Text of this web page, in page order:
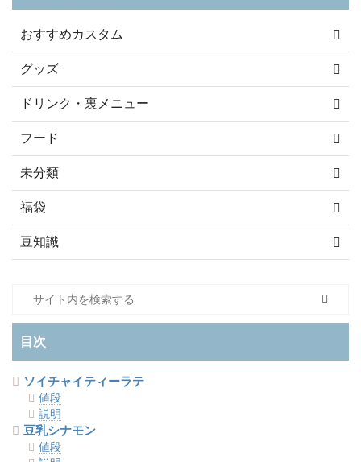
おすすめカスタム
グッズ
ドリンク・裏メニュー
フード
未分類
福袋
豆知識
目次
ソイチャイティーラテ
値段
説明
豆乳シナモン
値段